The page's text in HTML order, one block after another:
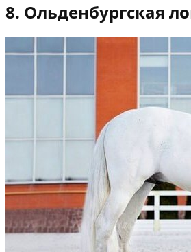
8. Ольденбургская